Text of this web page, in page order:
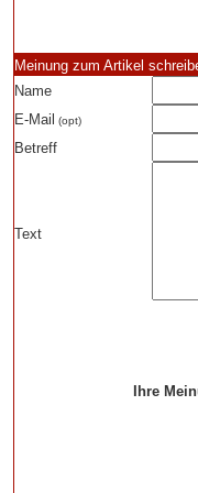
Meinung zum Artikel
Name
E-Mail
(opt)
Betreff
Text
Ihre